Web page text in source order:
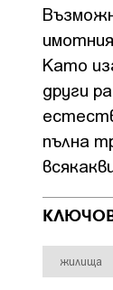
Като
други
пълна
жилища